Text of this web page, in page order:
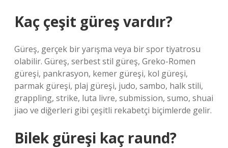
Kaç çeşit güreş vardır?
Güreş, gerçek bir yarışma veya bir spor tiyatrosu
olabilir. Güreş, serbest stil güreş, Greko-Romen
güreşi, pankrasyon, kemer güreşi, kol güreşi,
parmak güreşi, plaj güreşi, judo, sambo, halk stili,
grappling, strike, luta livre, submission, sumo, shuai
jiao ve diğerleri gibi çeşitli rekabetçi biçimlerde gelir.
Bilek güreşi kaç raund?